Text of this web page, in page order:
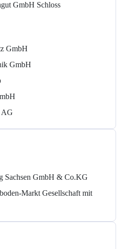
GmbH Schloss
GmbH
GmbH
AG
Sachsen GmbH & Co.KG
Markt Gesellschaft mit